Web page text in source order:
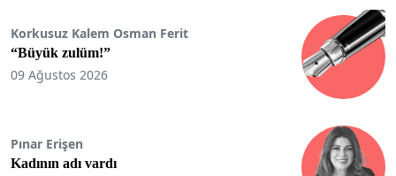
Korkusuz Kalem Osman Ferit
“Büyük zulüm!”
09 Ağustos 2026
Pınar Erişen
Kadının adı vardı